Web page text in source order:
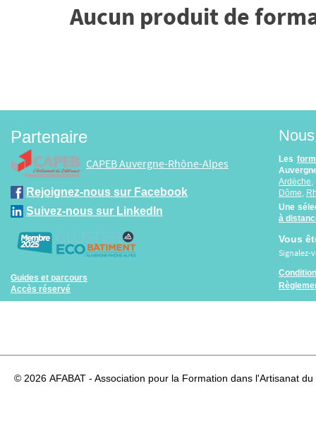
Aucun produit de
Partenaire
CAPEB Auvergne-Rhône-Alpes
Rejoignez-nous sur Facebook
Suivez-nous sur LinkedIn
Guides et parcours
Accès réservé
Les
Ardèche
Dôme,
Une
à
Vous
Signalez-
© 2026 AFABAT - Association pour la Formation dans l'Artisanat du